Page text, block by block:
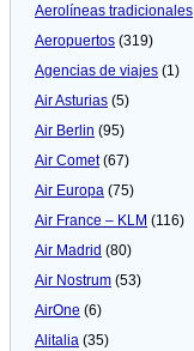
Aerolíneas tradicionales
Aeropuertos (319)
Agencias de viajes (1)
Air Asturias (5)
Air Berlin (95)
Air Comet(67)
Air Europa (75)
Air France – KLM (116)
Air Madrid (80)
Air Nostrum (53)
AirOne (6)
Alitalia (35)